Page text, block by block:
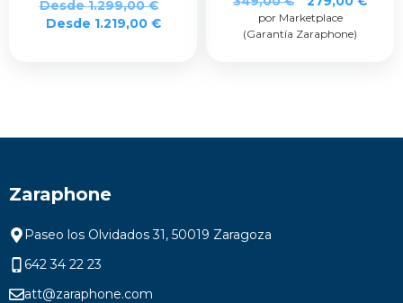
Desde1.299,00€
Desde 1.219,00 €
precio
original
por Marketplace
(Garantía Zaraphone)
Zaraphone
Paseo los Olvidados 31, 50019 Zaragoza
642 34 22 23
att@zaraphone.com